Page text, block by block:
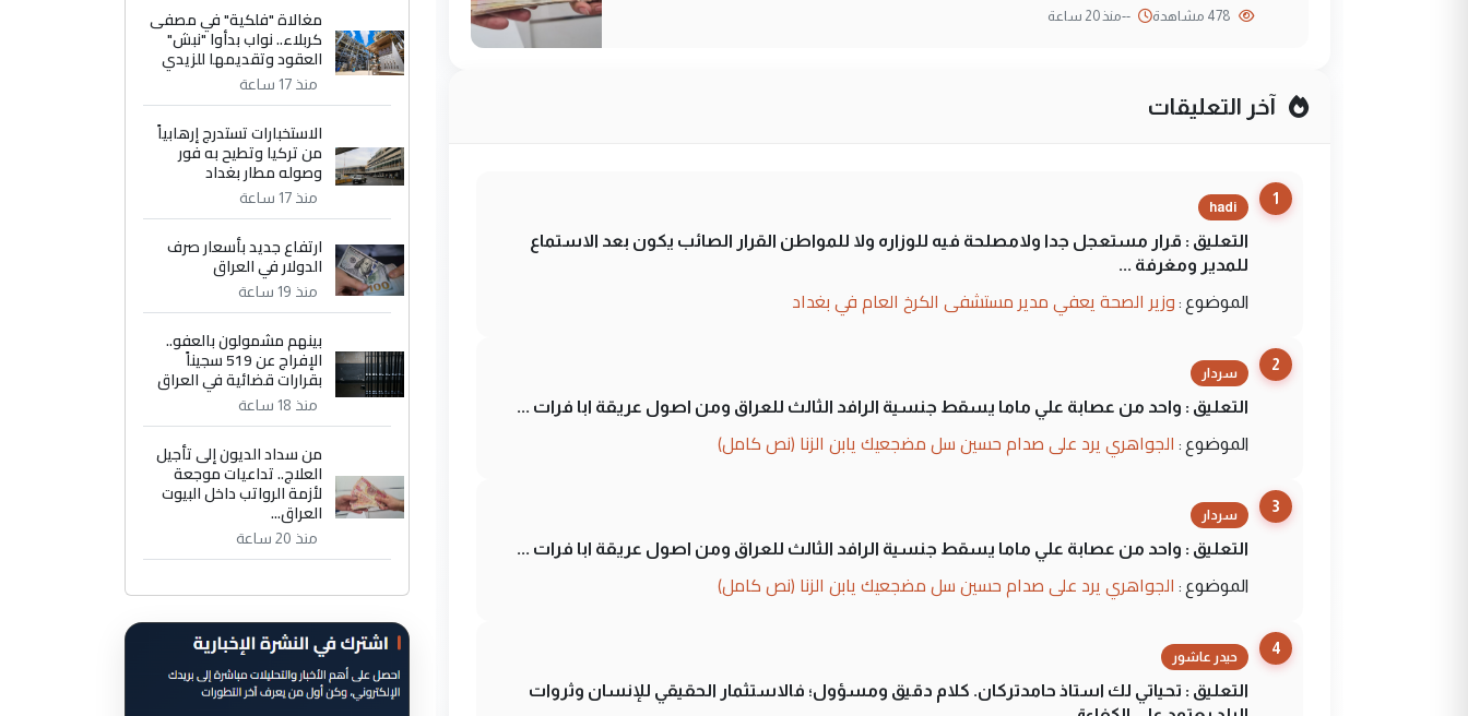
--منذ 20 ساعة
آخر التعليقات
1
hadi
التعليق : قرار مستعجل جدا ولامصلحة فيه للوزاره ولا للمواطن القرار الصائب يكون بعد الاستماع
للمدير ومغرفة ...
الموضوع : وزير الصحة يعفي مدير مستشفى الكرخ العام في بغداد
2
سردار
التعليق : واحد من عصابة علي ماما يسقط جنسية الرافد الثالث للعراق ومن اصول عريقة ابا فرات ...
الموضوع : الجواهري يرد على صدام حسين سل مضجعيك يابن الزنا (نص كامل)
3
سردار
التعليق : واحد من عصابة علي ماما يسقط جنسية الرافد الثالث للعراق ومن اصول عريقة ابا فرات ...
الموضوع : الجواهري يرد على صدام حسين سل مضجعيك يابن الزنا (نص كامل)
4
حيدر عاشور
التعليق : تحياتي لك استاذ حامدتركان. كلام دقيق ومسؤول؛ فالاستثمار الحقيقي للإنسان وثروات
مغالاة "فلكية" في مصفى
كربلاء.. نواب بدأوا "نبش"
العقود وتقديمها للزيدي
منذ 17 ساعة
الاستخبارات تستدرج إرهابياً
من تركيا وتطيح به فور
وصوله مطار بغداد
منذ 17 ساعة
ارتفاع جديد بأسعار صرف
الدولار في العراق
منذ 19 ساعة
بينهم مشمولون بالعفو..
الإفراج عن 519 سجيناً
بقرارات قضائية في العراق
منذ 18 ساعة
من سداد الديون إلى تأجيل
العلاج.. تداعيات موجعة
لأزمة الرواتب داخل البيوت
العراق...
منذ 20 ساعة